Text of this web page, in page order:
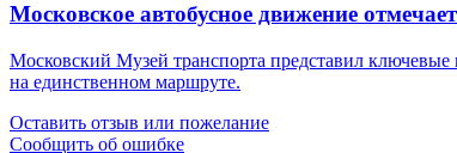
Московское автобусное движение
Московский Музей транспорта представил
на единственном маршруте.
Оставить отзыв или пожелание
Сообщить об ошибке